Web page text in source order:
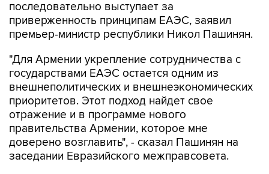
последовательно выступает за
приверженность принципам ЕАЭС, заявил
премьер-министр республики Никол Пашинян.
"Для Армении укрепление сотрудничества с
государствами ЕАЭС остается одним из
внешнеполитических и внешнеэкономических
приоритетов. Этот подход найдет свое
отражение и в программе нового
правительства Армении, которое мне
доверено возглавить", - сказал Пашинян на
заседании Евразийского межправсовета.